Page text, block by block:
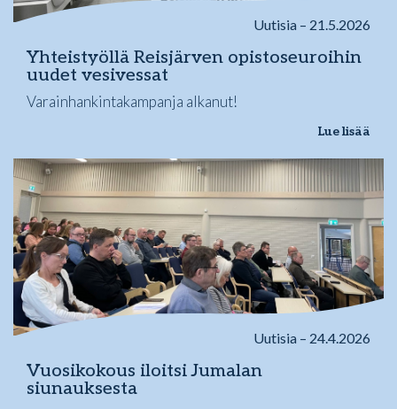
Uutisia – 21.5.2026
Yhteistyöllä Reisjärven opistoseuroihin
uudet vesivessat
Varainhankintakampanja alkanut!
Lue lisää
Uutisia – 24.4.2026
Vuosikokous iloitsi Jumalan
siunauksesta